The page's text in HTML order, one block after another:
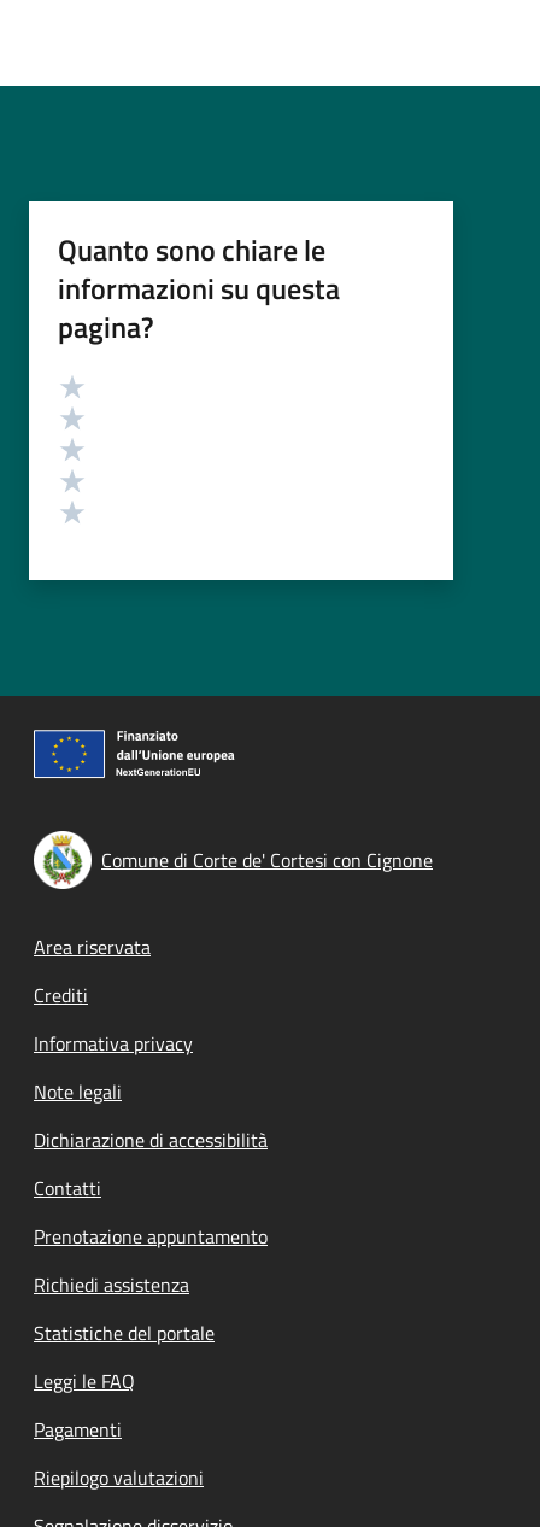
Quanto sono chiare le
informazioni su questa
pagina?
Valutazione
Comune di Corte de' Cortesi con Cignone
Footer menu
Area riservata
Crediti
Informativa privacy
Note legali
Dichiarazione di accessibilità
Contatti
Prenotazione appuntamento
Richiedi assistenza
Statistiche del portale
Leggi le FAQ
Pagamenti
Riepilogo valutazioni